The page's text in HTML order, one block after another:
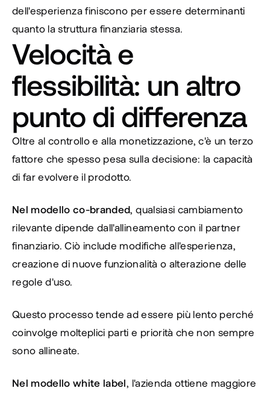
dell'esperienza finiscono per essere determinanti
quanto la struttura finanziaria stessa.
Velocità e
flessibilità: un altro
punto di differenza
Oltre al controllo e alla monetizzazione, c'è un terzo
fattore che spesso pesa sulla decisione: la capacità
di far evolvere il prodotto.
Nel modello co-branded, qualsiasi cambiamento
rilevante dipende dall'allineamento con il partner
finanziario. Ciò include modifiche all'esperienza,
creazione di nuove funzionalità o alterazione delle
regole d'uso.
Questo processo tende ad essere più lento perché
coinvolge molteplici parti e priorità che non sempre
sono allineate.
Nel modello white label, l'azienda ottiene maggiore